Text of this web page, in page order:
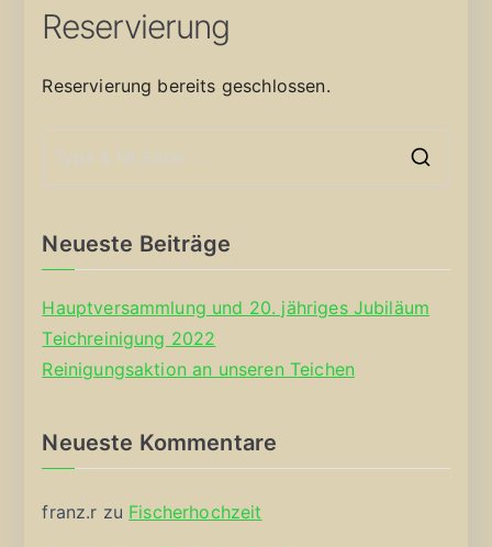
Reservierung
Reservierung bereits geschlossen.
Neueste Beiträge
Hauptversammlung und 20. jähriges Jubiläum
Teichreinigung 2022
Reinigungsaktion an unseren Teichen
Neueste Kommentare
franz.r zu Fischerhochzeit